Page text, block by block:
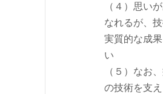
（４）思い
なれるが、
実質的な成
い
（５）なお
の技術を支